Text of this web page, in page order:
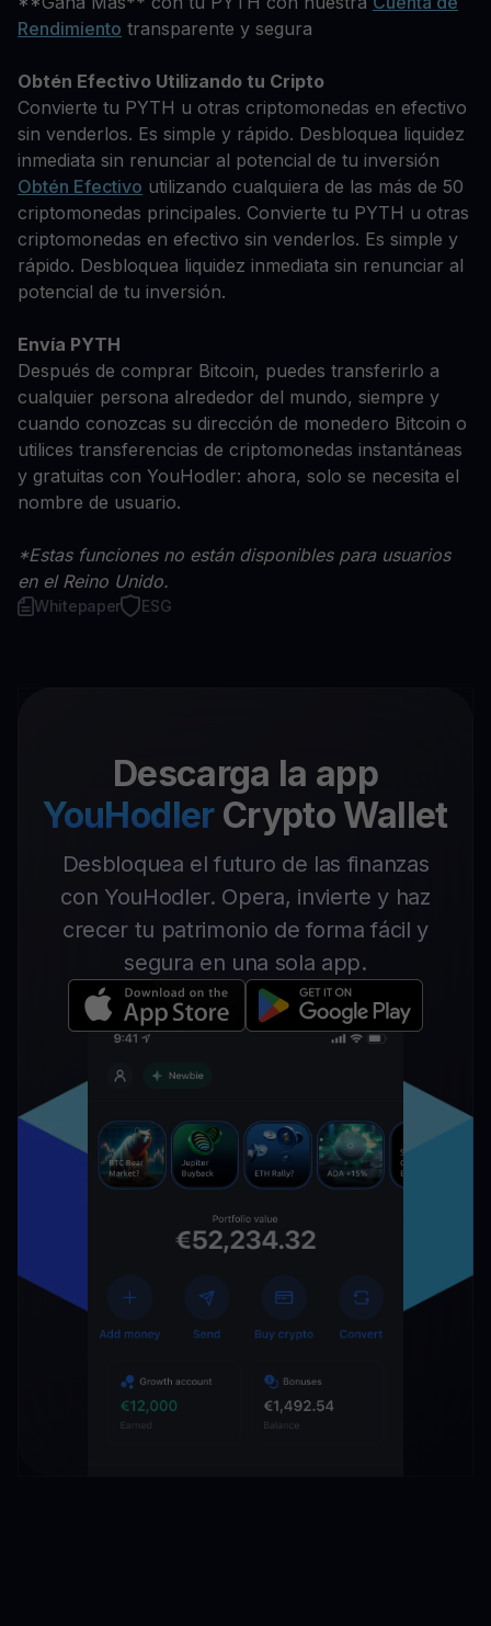
Rendimiento transparente y segura
Obtén Efectivo Utilizando tu Cripto
Convierte tu PYTH u otras criptomonedas en efectivo
sin venderlos. Es simple y rápido. Desbloquea liquidez
inmediata sin renunciar al potencial de tu inversión
Obtén Efectivo utilizando cualquiera de las más de 50
criptomonedas principales. Convierte tu PYTH u otras
criptomonedas en efectivo sin venderlos. Es simple y
rápido. Desbloquea liquidez inmediata sin renunciar al
potencial de tu inversión.
Envía PYTH
Después de comprar Bitcoin, puedes transferirlo a
cualquier persona alrededor del mundo, siempre y
cuando conozcas su dirección de monedero Bitcoin o
utilices transferencias de criptomonedas instantáneas
y gratuitas con YouHodler: ahora, solo se necesita el
nombre de usuario.
*Estas funciones no están disponibles para usuarios
en el Reino Unido.
Whitepaper ESG
Descarga la app
YouHodler Crypto Wallet
Desbloquea el futuro de las finanzas
con YouHodler. Opera, invierte y haz
crecer tu patrimonio de forma fácil y
segura en una sola app.